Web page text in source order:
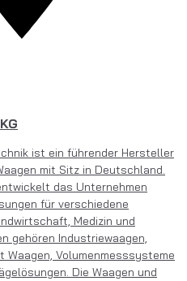
ist ein führender Hersteller
mit Sitz in Deutschland.
das Unternehmen
für verschiedene
Medizin und
gehören Industriewaagen,
Waagen, Volumenmesssysteme
Die Waagen und